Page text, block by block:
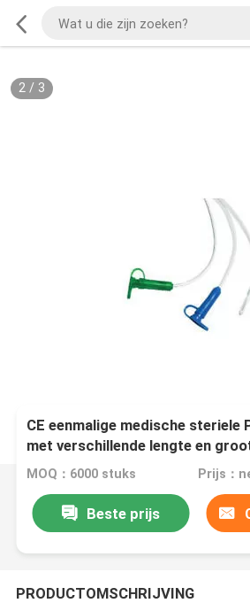
2/ 3
CE eenmalige medische steriele
met verschillende lengte en
MOQ：6000 stuks Prijs：
Beste prijs
PRODUCTOMSCHRIJVING